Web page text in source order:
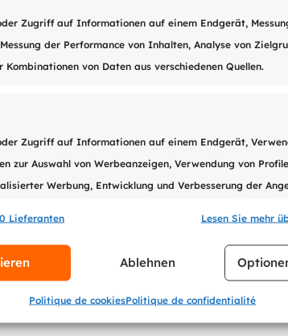
Zugriff auf Informationen auf einem Endgerät,
der Performance von Inhalten, Analyse von
von Daten aus verschiedenen Quellen.
Zugriff auf Informationen auf einem Endgerät,
zur Auswahl von Werbeanzeigen, Verwendung von
Werbung, Entwicklung und Verbesserung der
Endgeräten anhand automatisch übermittelter
Lieferanten Lesen Sie mehr
Ablehnen
Politique de cookiesPolitique de confidentialité
Laden Sie unseren
Sie sind Unternehmer:in, in
tätig und suchen konkrete
Dann ist dieses Whitepaper